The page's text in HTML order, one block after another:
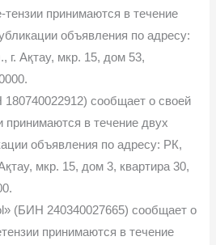
принимаются в течение
объявления по адресу:
г. Ақтау, мкр. 15, дом 53,
сообщает о своей
принимаются в течение двух
объявления по адресу: РК,
мкр. 15, дом 3, квартира 30,
(БИН 240340027665) сообщает о
принимаются в течение